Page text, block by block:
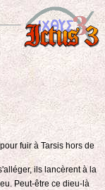
fuir à Tarsis hors de
ils lancèrent à la
Peut-être ce dieu-là